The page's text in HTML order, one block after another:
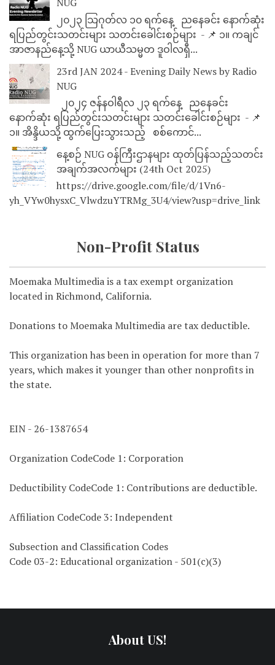
NUG
၂၀၂၃ သြဂုတ်လ ၁၀ ရက်နေ့ ညနေခင်း နောက်ဆုံး
ရပြည်တွင်းသတင်းများ သတင်းခေါင်းစဉ်များ - 📌 ၁။ ကချင်
အာဇာနည်နေ့သို့ NUG ယာယီသမ္မတ ဒူဝါလရှီ...
23rd JAN 2024 - Evening Daily News by Radio
NUG
၂၀၂၄ ဇန်နဝါရီလ ၂၃ ရက်နေ့ ညနေခင်း
နောက်ဆုံး ရပြည်တွင်းသတင်းများ သတင်းခေါင်းစဉ်များ - 📌
၁။ အိန္ဒိယသို့ ထွက်ပြေးသွားသည့် စစ်ကောင်...
နေ့စဉ် NUG ဝန်ကြီးဌာနများ ထုတ်ပြန်သည့်သတင်း
အချက်အလက်များ (24th Oct 2025)
https://drive.google.com/file/d/1Vn6-
yh_VYw0hysxC_VlwdzuYTRMg_3U4/view?usp=drive_link
Non-Profit Status
Moemaka Multimedia is a tax exempt organization
located in Richmond, California.
Donations to Moemaka Multimedia are tax deductible.
This organization has been in operation for more than 7
years, which makes it younger than other nonprofits in
the state.
EIN - 26-1387654
Organization CodeCode 1: Corporation
Deductibility CodeCode 1: Contributions are deductible.
Affiliation CodeCode 3: Independent
Subsection and Classification Codes
Code 03-2: Educational organization - 501(c)(3)
About US!